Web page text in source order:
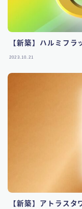
【新築】ハルミフ
2023.10.21
【新築】アトラス